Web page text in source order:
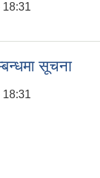
18:31
सूचना
18:31